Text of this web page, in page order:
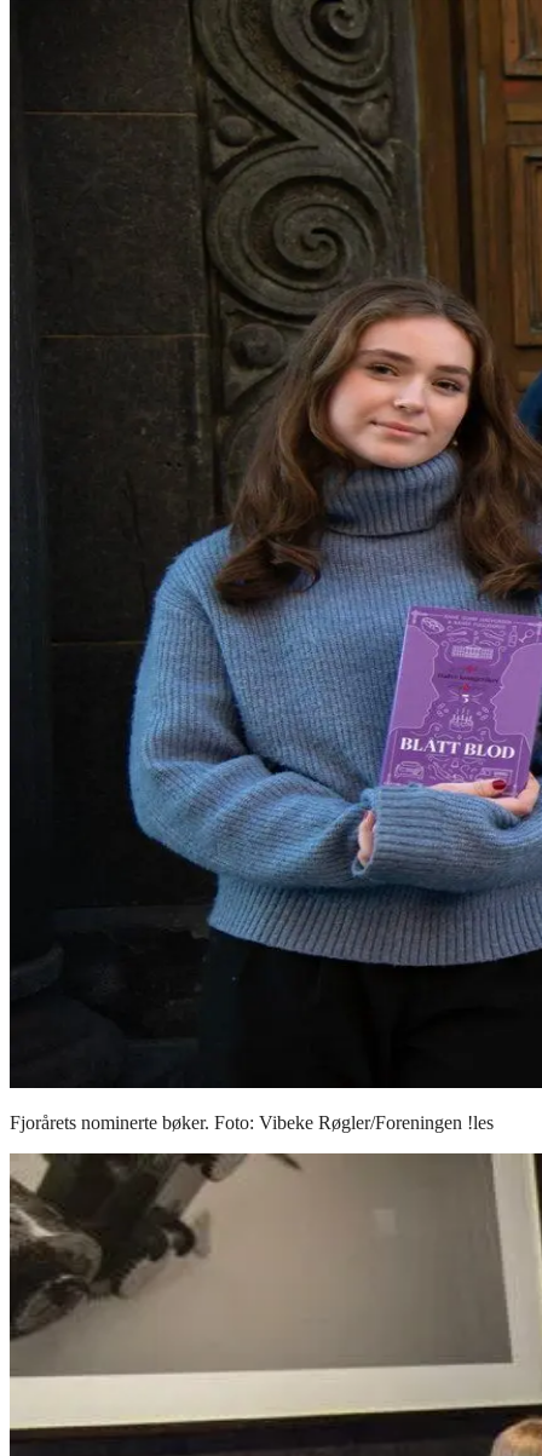
Fjorårets nominerte bøker. Foto: Vibeke Røgler/Foreningen !les